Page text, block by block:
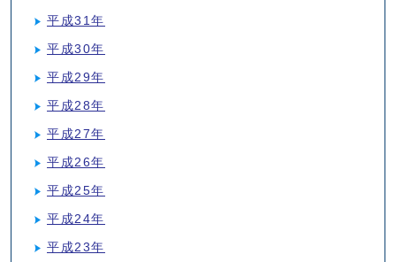
平成31年
平成30年
平成29年
平成28年
平成27年
平成26年
平成25年
平成24年
平成23年